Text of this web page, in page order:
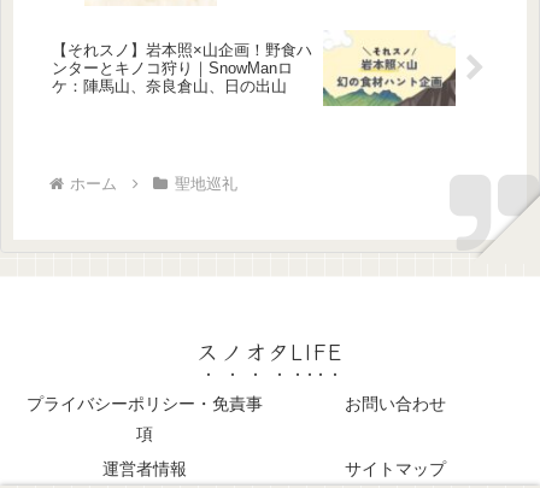
【それスノ】岩本照×山企画！野食ハ
ンターとキノコ狩り｜SnowManロ
ケ：陣馬山、奈良倉山、日の出山
ホーム 聖地巡礼
スノオタLIFE
プライバシーポリシー・免責事
項
お問い合わせ
運営者情報 サイトマップ